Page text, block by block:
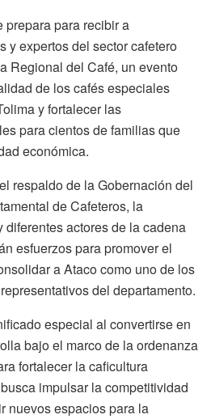
prepara para recibir a
y expertos del sector cafetero
Regional del Café, un evento
de los cafés especiales
y fortalecer las
para cientos de familias que
económica.
respaldo de la Gobernación del
de Cafeteros, la
actores de la cadena
esfuerzos para promover el
a Ataco como uno de los
del departamento.
especial al convertirse en
bajo el marco de la ordenanza
fortalecer la caficultura
impulsar la competitividad
nuevos espacios para la